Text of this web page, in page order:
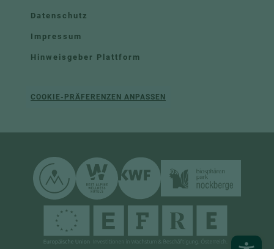
Datenschutz
Impressum
Hinweisgeber Plattform
COOKIE-PRÄFERENZEN ANPASSEN